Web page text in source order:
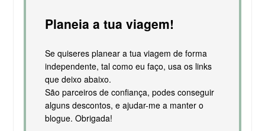
Planeia a tua viagem!
Se quiseres planear a tua viagem de forma
independente, tal como eu faço, usa os links
que deixo abaixo.
São parceiros de confiança, podes conseguir
alguns descontos, e ajudar-me a manter o
blogue. Obrigada!